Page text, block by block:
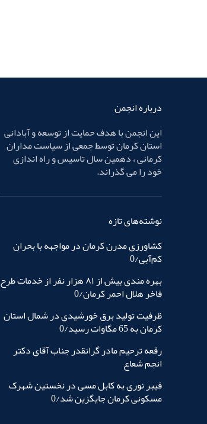
درباره انجمن
این انجمن با هدف حمایت از توسعه و آبادانی
استان کرمان توسط جمعی از سیاست مداران
کرمانی ، دهمین سال تاسیس و راه اندازی
خود را می گذراند.
نوشته‌های تازه
کشاورزی مدرن کرمان در مواجهه با بحران
کم‌آبی/0
بهره مندی بیش از ٨١ هزار نفر از خدمات طرح
فاخر هلال احمر کرمان/0
ظرفیت تولید برق خورشیدی در شمال استان
کرمان به 65 مگاوات رسید/0
رقعه ترحیم مادر گرانقدر جناب آقای دکتر
انجم شعاع
فیبر نوری به کابل مسی در نخستین شهرک
مسکونی کرمان جایگزین شد/0